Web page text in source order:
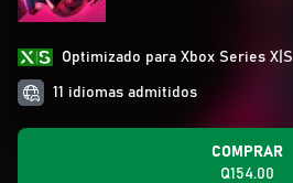
Optimizado para Xbox Series X|S
11 idiomas admitidos
COMPRAR
Q154.00